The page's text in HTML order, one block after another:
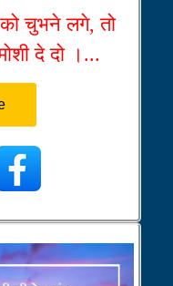
चुभने लगे, तो
दे दो ।...